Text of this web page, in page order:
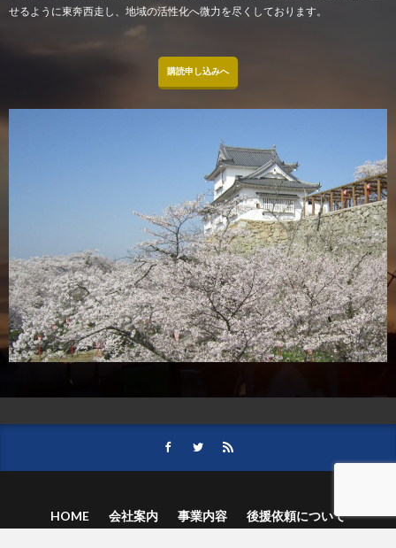
せるように東奔西走し、地域の活性化へ微力を尽くしております。
購読申し込みへ
HOME 会社案内 事業内容
後援依頼について